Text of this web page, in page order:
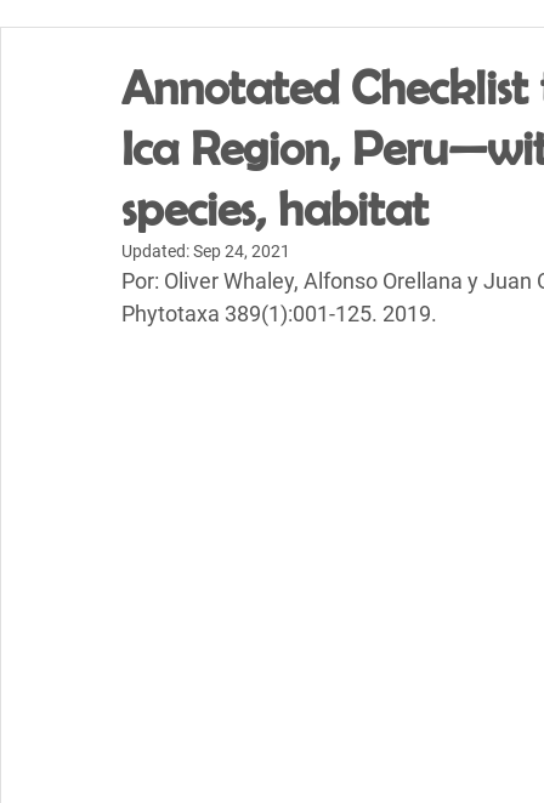
Annotated
Ica Region,
species, habitat
Updated:Sep 24, 2021
Por: Oliver Whaley, Alfonso Orellana y Juan
Phytotaxa 389(1):001-125. 2019.